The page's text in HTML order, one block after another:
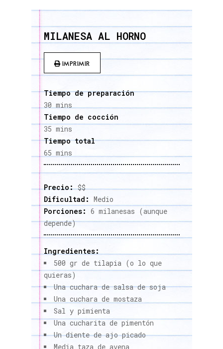
MILANESA AL HORNO
IMPRIMIR
Tiempo de preparación
30 mins
Tiempo de cocción
35 mins
Tiempo total
65 mins
Precio:$$
Dificultad: Medio
Porciones: 6 milanesas (aunque
depende)
Ingredientes:
500 gr de tilapia (o lo que
quieras)
Una cuchara de salsa de soja
Una cuchara de mostaza
Sal y pimienta
Una cucharita de pimentón
Un diente de ajo picado
Media taza de avena